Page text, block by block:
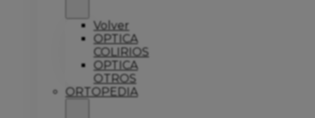
Volver
OPTICA
COLIRIOS
OPTICA
OTROS
ORTOPEDIA